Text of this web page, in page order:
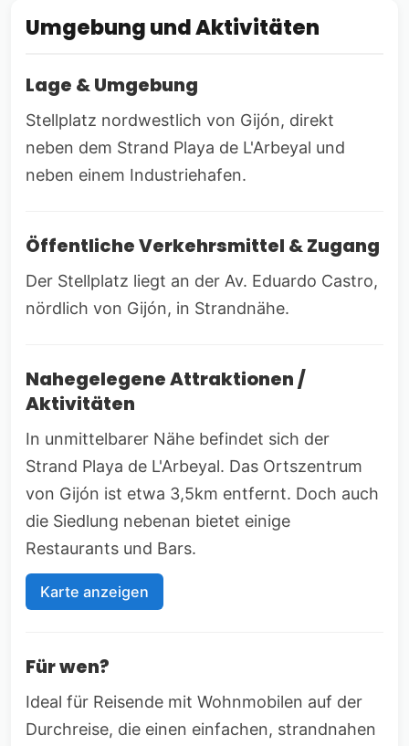
Umgebung und Aktivitäten
Lage & Umgebung
Stellplatz nordwestlich von Gijón, direkt
neben dem Strand Playa de L'Arbeyal und
neben einem Industriehafen.
Öffentliche Verkehrsmittel & Zugang
Der Stellplatz liegt an der Av. Eduardo Castro,
nördlich von Gijón, in Strandnähe.
Nahegelegene Attraktionen /
Aktivitäten
In unmittelbarer Nähe befindet sich der
Strand Playa de L'Arbeyal. Das Ortszentrum
von Gijón ist etwa 3,5km entfernt. Doch auch
die Siedlung nebenan bietet einige
Restaurants und Bars.
Karte anzeigen
Für wen?
Ideal für Reisende mit Wohnmobilen auf der
Durchreise, die einen einfachen, strandnahen